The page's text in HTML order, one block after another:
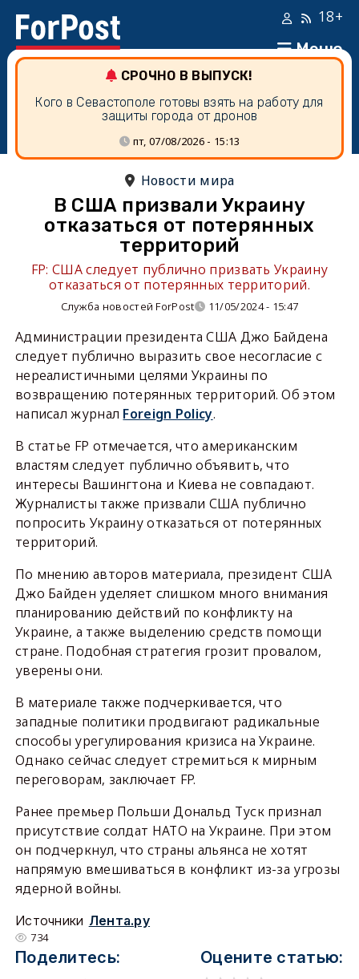
Меню
18+
СРОЧНО В ВЫПУСК!
Кого в Севастополе готовы взять на работу для
защиты города от дронов
пт, 07/08/2026 - 15:13
Новости мира
В США призвали Украину
отказаться от потерянных
территорий
FP: США следует публично призвать Украину
отказаться от потерянных территорий.
Служба новостей ForPost 11/05/2024 - 15:47
Администрации президента США Джо Байдена
следует публично выразить свое несогласие с
нереалистичными целями Украины по
возвращению потерянных территорий. Об этом
написал журнал Foreign Policy.
В статье FP отмечается, что американским
властям следует публично объявить, что
интересы Вашингтона и Киева не совпадают.
Журналисты также призвали США публично
попросить Украину отказаться от потерянных
территорий.
По мнению авторов материала, президент США
Джо Байден уделяет слишком много внимания
планированию действий по конфликту на
Украине, а также выделению средств помощи
стране. Подобная стратегия грозит провалом,
уверены они.
В материале также подчеркивается, что
западные политики продвигают радикальные
способы урегулирования кризиса на Украине.
Однако сейчас следует стремиться к мирным
переговорам, заключает FP.
Ранее премьер Польши Дональд Туск признал
присутствие солдат НАТО на Украине. При этом
он подчеркнул, что страны альянса не хотят
напрямую вмешиваться в конфликт из-за угрозы
ядерной войны.
Источники Лента.ру
734
Поделитесь: Оцените статью: